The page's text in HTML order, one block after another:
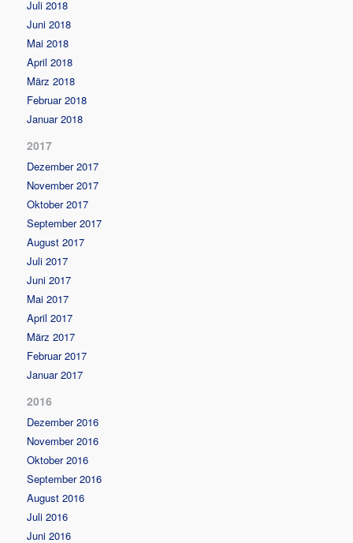
Juli 2018
Juni 2018
Mai 2018
April 2018
März 2018
Februar 2018
Januar 2018
2017
Dezember 2017
November 2017
Oktober 2017
September 2017
August 2017
Juli 2017
Juni 2017
Mai 2017
April 2017
März 2017
Februar 2017
Januar 2017
2016
Dezember 2016
November 2016
Oktober 2016
September 2016
August 2016
Juli 2016
Juni 2016